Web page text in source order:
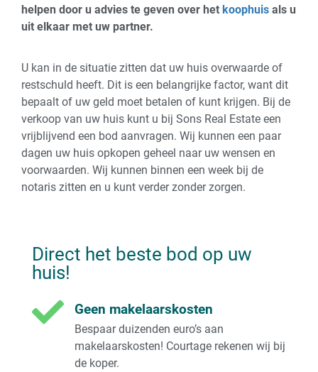
helpen door u advies te geven over het koophuis als u
uit elkaar met uw partner.
U kan in de situatie zitten dat uw huis overwaarde of
restschuld heeft. Dit is een belangrijke factor, want dit
bepaalt of uw geld moet betalen of kunt krijgen. Bij de
verkoop van uw huis kunt u bij Sons Real Estate een
vrijblijvend een bod aanvragen. Wij kunnen een paar
dagen uw huis opkopen geheel naar uw wensen en
voorwaarden. Wij kunnen binnen een week bij de
notaris zitten en u kunt verder zonder zorgen.
Direct het beste bod op uw
huis!
Geen makelaarskosten
Bespaar duizenden euro’s aan
makelaarskosten! Courtage rekenen wij bij
de koper.